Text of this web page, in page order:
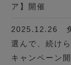
ア】開催
2025.12.26 免
選んで、続け
キャンペーン